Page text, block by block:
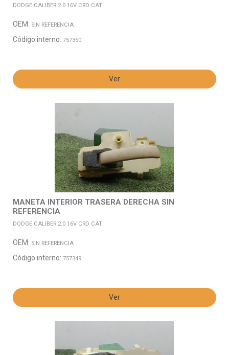
DODGE CALIBER 2.0 16V CRD CAT
OEM: SIN REFERENCIA
Código interno: 757350
Ver
MANETA INTERIOR TRASERA DERECHA SIN
REFERENCIA
DODGE CALIBER 2.0 16V CRD CAT
OEM: SIN REFERENCIA
Código interno: 757349
Ver